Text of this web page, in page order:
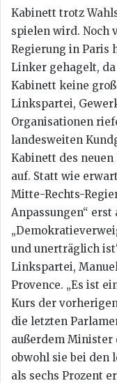
Kabinett trotz
spielen wird. Noch
Regierung in Paris
Linker gehagelt,
Kabinett keine
Linkspartei,
Organisationen
landesweiten
Kabinett des
auf. Statt wie
Mitte-Rechts-
Anpassungen“
und unerträglich
Linkspartei,
Provence. „Es ist
Kurs der
die letzten
außerdem Minister
obwohl sie bei den
als sechs Prozent